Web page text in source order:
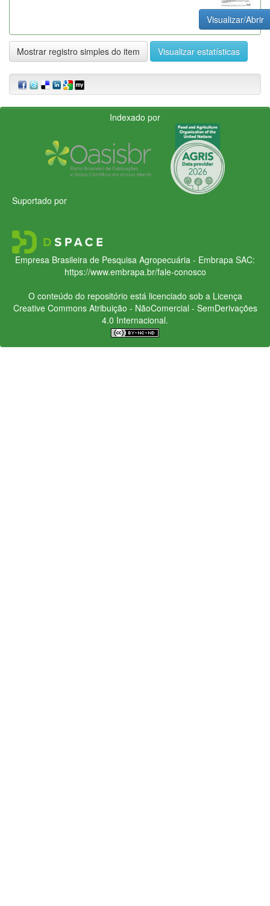
Visualizar/Abrir
Mostrar registro simples do item Visualizar estatísticas
Indexado por
Suportado por
Empresa Brasileira de Pesquisa Agropecuária - Embrapa SAC:
https://www.embrapa.br/fale-conosco
O conteúdo do repositório está licenciado sob a Licença
Creative CommonsAtribuição - NãoComercial - SemDerivações
4.0 Internacional.